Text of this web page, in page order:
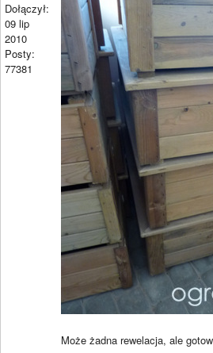
Dołączył:
09 lip
2010
Posty:
77381
Może żadna rewelacja, ale